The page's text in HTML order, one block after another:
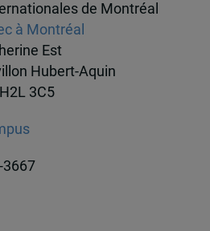
de Montréal
à Montréal
Est
Hubert-Aquin
3C5
3667